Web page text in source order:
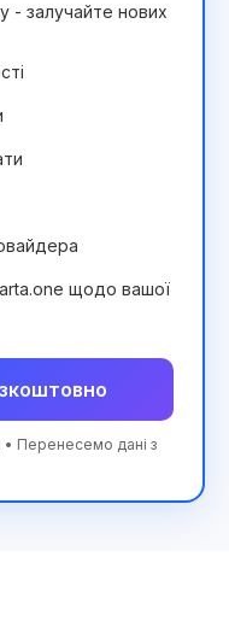
- залучайте нових
щодо вашої
• Перенесемо дані з